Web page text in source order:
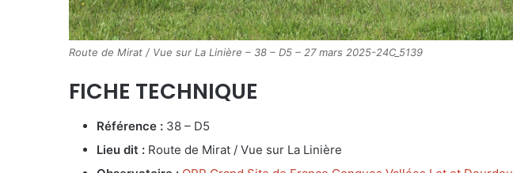
Route de Mirat / Vue sur La Linière – 38 – D5 – 27 mars 2025-24C_5139
FICHE TECHNIQUE
Référence : 38 – D5
Lieu dit : Route de Mirat / Vue sur La Linière